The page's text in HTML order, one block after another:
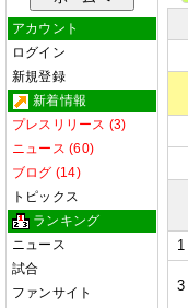
アカウント
ログイン
新規登録
新着情報
プレスリリース (3)
ニュース (60)
ブログ (14)
トピックス
ランキング
ニュース
試合
ファンサイト
1
3